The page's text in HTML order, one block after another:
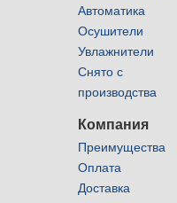
Автоматика
Осушители
Увлажнители
Снято с
производства
Компания
Преимущества
Оплата
Доставка